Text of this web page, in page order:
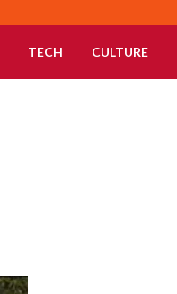
TECH CULTURE